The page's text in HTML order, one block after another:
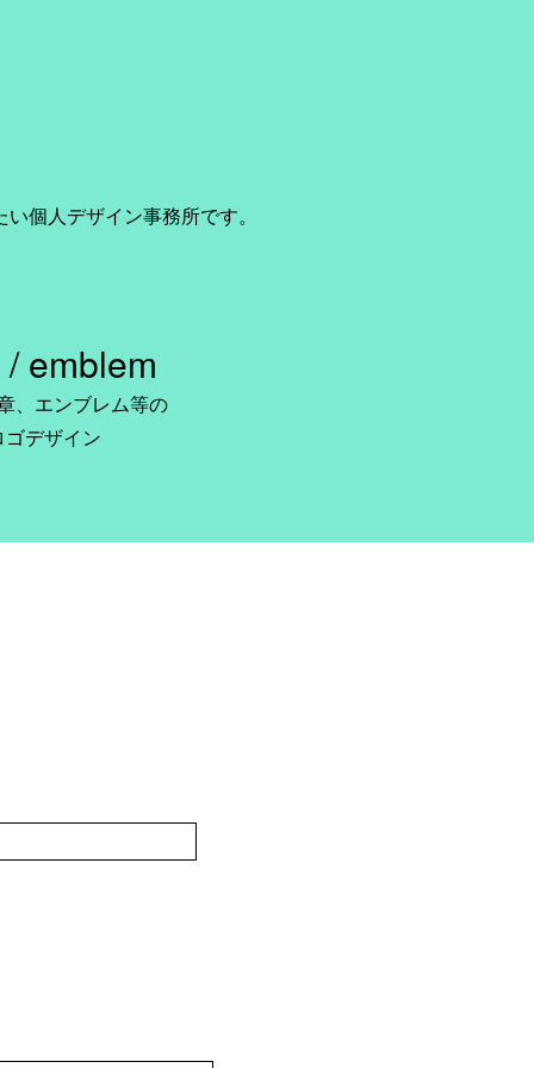
個人デザイン事務所です。
emblem
、エンブレム等の
ゴデザイン